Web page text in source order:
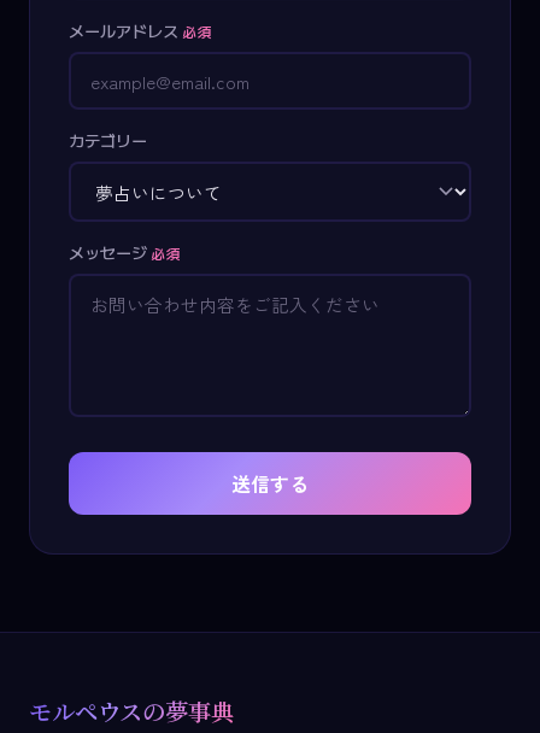
メールアドレス 必須
カテゴリー
メッセージ 必須
送信する
モルペウスの夢事典